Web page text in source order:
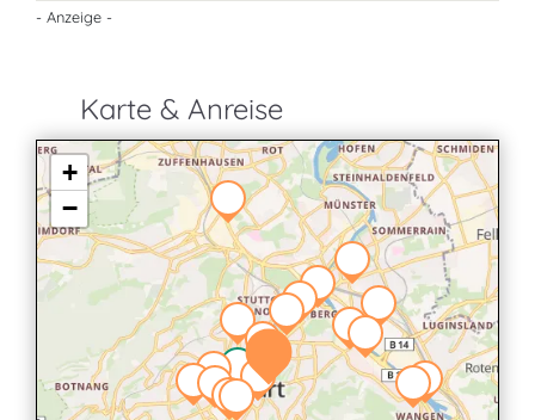
- Anzeige -
Karte & Anreise
+
−